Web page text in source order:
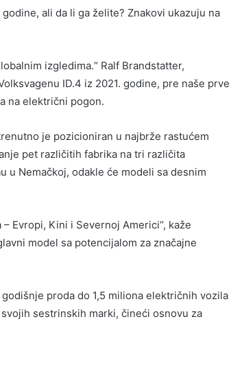
ali da li ga želite? Znakovi ukazuju na
izgledima.“ Ralf Brandstatter,
ID.4 iz 2021. godine, pre naše prve
na električni pogon.
je pozicioniran u najbrže rastućem
pet različitih fabrika na tri različita
u Nemačkoj, odakle će modeli sa desnim
Evropi, Kini i Severnoj Americi“, kaže
model sa potencijalom za značajne
proda do 1,5 miliona električnih vozila
sestrinskih marki, čineći osnovu za